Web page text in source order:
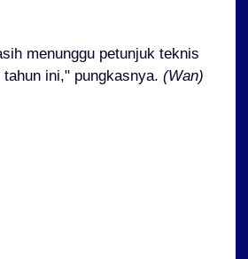
menunggu petunjuk teknis
ini," pungkasnya. (Wan)